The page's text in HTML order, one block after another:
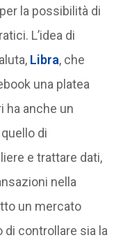
la possibilità di
L’idea di
Libra, che
una platea
ha anche un
di
e trattare dati,
nella
un mercato
di controllare sia la